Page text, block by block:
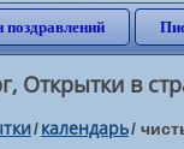
поздравлений
Открытки в
/календарь/